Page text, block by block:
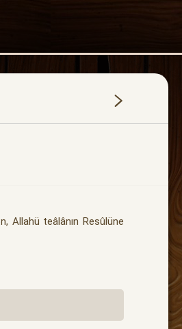
Allahü teâlânın Resûlüne